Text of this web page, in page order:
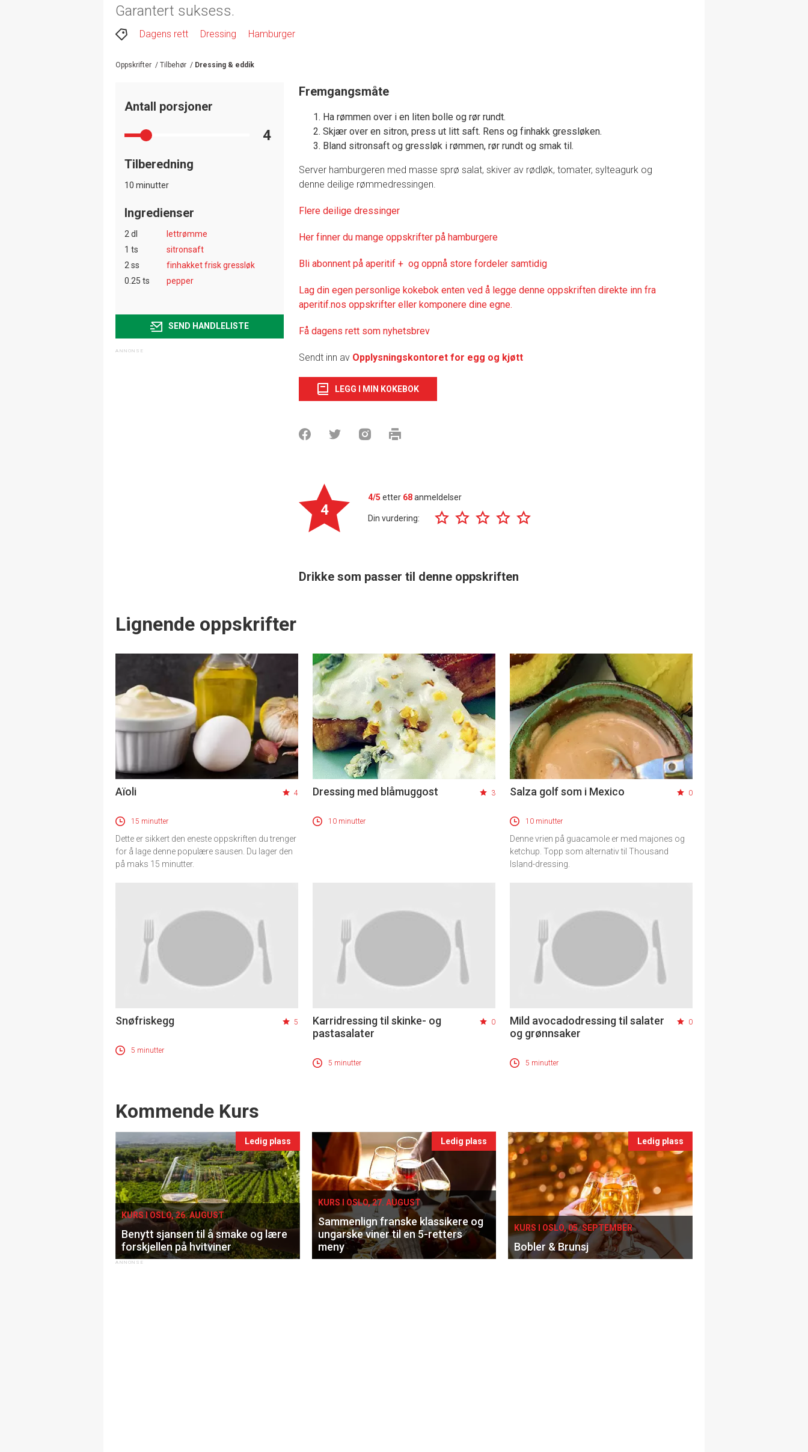
Garantert suksess.
Dagens rett Dressing Hamburger
Oppskrifter / Tilbehør / Dressing & eddik
Antall porsjoner
4
Tilberedning
10 minutter
Ingredienser
2 dl
lettrømme
1 ts
sitronsaft
2 ss
finhakket frisk gressløk
0.25 ts
pepper
SEND HANDLELISTE
Fremgangsmåte
Ha rømmen over i en liten bolle og rør rundt.
Skjær over en sitron, press ut litt saft. Rens og finhakk gressløken.
Bland sitronsaft og gressløk i rømmen, rør rundt og smak til.
Server hamburgeren med masse sprø salat, skiver av rødløk, tomater, sylteagurk og
denne deilige rømmedressingen.
Flere deilige dressinger
Her finner du mange oppskrifter på hamburgere
Bli abonnent på aperitif + og oppnå store fordeler samtidig
Lag din egen personlige kokebok enten ved å legge denne oppskriften direkte inn fra
aperitif.nos oppskrifter eller komponere dine egne.
Få dagens rett som nyhetsbrev
Sendt inn av Opplysningskontoret for egg og kjøtt
LEGG I MIN KOKEBOK
4
4/5 etter 68anmeldelser
Din vurdering:
Drikke som passer til denne oppskriften
Lignende oppskrifter
Aïoli 4
15 minutter
Dette er sikkert den eneste oppskriften du trenger
for å lage denne populære sausen. Du lager den
på maks 15 minutter.
Dressing med blåmuggost 3
10 minutter
Salza golf som i Mexico 0
10 minutter
Denne vrien på guacamole er med majones og
ketchup. Topp som alternativ til Thousand
Island-dressing.
Snøfriskegg 5
5 minutter
Karridressing til skinke- og
pastasalater
0
5 minutter
Mild avocadodressing til salater
og grønnsaker
0
5 minutter
Events
Kommende Kurs
Ledig plass
KURS I OSLO, 26. AUGUST
Benytt sjansen til å smake og lære
forskjellen på hvitviner
Ledig plass
KURS I OSLO, 27. AUGUST
Sammenlign franske klassikere og
ungarske viner til en 5-retters
meny
Ledig plass
KURS I OSLO, 05. SEPTEMBER
Bobler & Brunsj